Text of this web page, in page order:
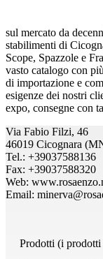
sul mercato da
stabilimenti di
Scope, Spazzole e
vasto catalogo con
di importazione e
esigenze dei nostri
expo, consegne con
Via Fabio Filzi, 46
46019 Cicognara
Tel.: +39037588136
Fax: +39037588320
Web:
Email:
Prodotti (i